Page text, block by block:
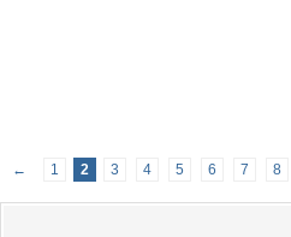
← 1 2 3 4 5 6 7 8